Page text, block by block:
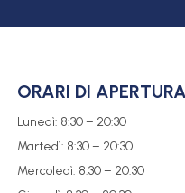
ORARI DI APERTURA
Lunedì: 8:30 – 20:30
Martedì: 8:30 – 20:30
Mercoledì: 8:30 – 20:30